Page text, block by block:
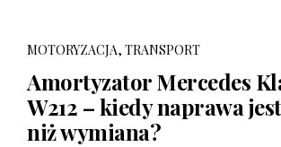
MOTORYZACJA, TRANSPORT
Amortyzator Mercedes
W212 – kiedy naprawa
niż wymiana?